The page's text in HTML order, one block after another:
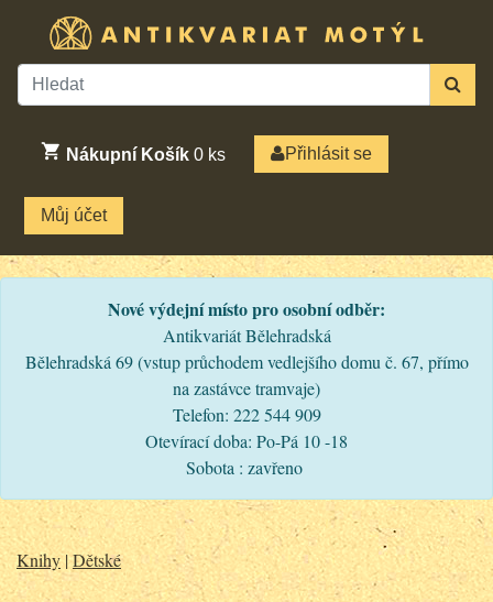
Nákupní Košík 0 ks Přihlásit se
Můj účet
Nové výdejní místo pro osobní odběr:
Antikvariát Bělehradská
Bělehradská 69 (vstup průchodem vedlejšího domu č. 67, přímo
na zastávce tramvaje)
Telefon: 222 544 909
Otevírací doba: Po-Pá 10 -18
Sobota : zavřeno
Knihy|Dětské